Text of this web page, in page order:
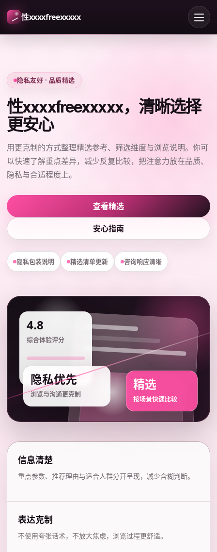
性xxxxfreexxxxx
隐私友好 · 品质精选
性xxxxfreexxxxx，清晰选择
更安心
用更克制的方式整理精选参考、筛选维度与浏览说明。你可
以快速了解重点差异，减少反复比较，把注意力放在品质、
隐私与合适程度上。
查看精选
安心指南
隐私包装说明 精选清单更新 咨询响应清晰
4.8
综合体验评分
隐私优先
浏览与沟通更克制
精选
按场景快速比较
信息清楚
重点参数、推荐理由与适合人群分开呈现，减少含糊判断。
表达克制
不使用夸张话术，不放大焦虑，浏览过程更舒适。